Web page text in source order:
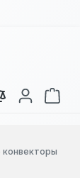
есть товары
В
конвекторы